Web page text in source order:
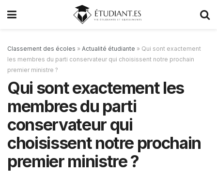
Classement des écoles » Actualité étudiante » Qui sont exactement
les membres du parti conservateur qui choisissent notre prochain
premier ministre ?
Qui sont exactement les
membres du parti
conservateur qui
choisissent notre prochain
premier ministre ?